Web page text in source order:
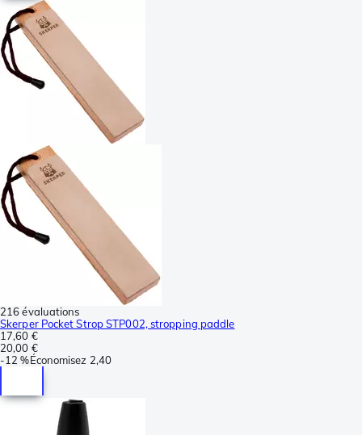
216 évaluations
Skerper Pocket Strop STP002, stropping paddle
17,60 €
20,00 €
-12 %Économisez 2,40